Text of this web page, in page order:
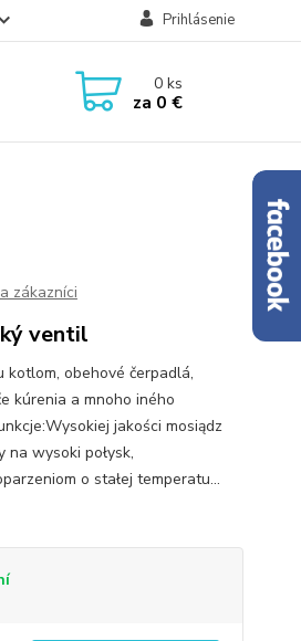
Prihlásenie
0ks
za 0 €
zákazníci
ventil
kotlom, obehové čerpadlá,
kúrenia a mnoho iného
jakości mosiądz
na wysoki połysk,
o stałej temperatu...